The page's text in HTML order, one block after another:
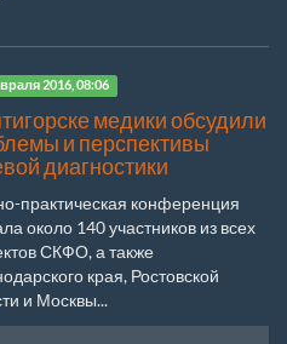
2016, 08:06
медики обсудили
и перспективы
диагностики
практическая конференция
около 140 участников из всех
СКФО, а также
края, Ростовской
и Москвы...